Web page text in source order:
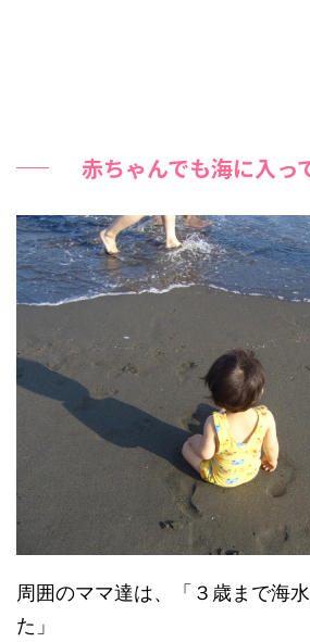
赤ちゃんでも海に入っ
周囲のママ達は、「３歳まで海
た」